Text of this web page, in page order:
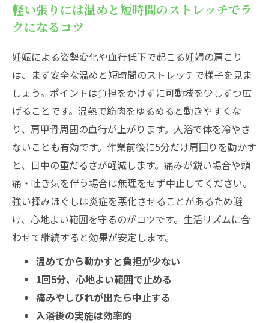
軽い張りには温めと短時間のストレッチでラ
クになるコツ
妊娠による姿勢変化や血行低下で起こる妊婦の肩こり
は、まず安全な温めと短時間のストレッチで様子を見ま
しょう。ポイントは負担をかけずに可動域を少しずつ広
げることです。温熱で筋肉をゆるめると動きやすくな
り、肩甲骨周囲の血行が上がります。入浴で体を冷やさ
ないことも有効です。作業前後に5分だけ肩回りを動かす
と、日中の重だるさが軽減します。痛みが鋭い場合や頭
痛・吐き気を伴う場合は無理をせず中止してください。
強い揉みほぐしは炎症を悪化させることがあるため避
け、心地よい範囲を守るのがコツです。生活リズムに合
わせて継続すると効果が安定します。
温めてから動かすと負担が少ない
1回5分、心地よい範囲で止める
痛みやしびれが出たら中止する
入浴後の実施は効率的